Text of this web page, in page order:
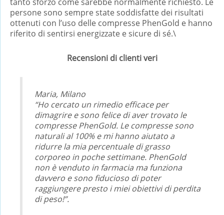
persone sono sempre state soddisfatte dei risultati
ottenuti con l’uso delle compresse PhenGold e hanno
riferito di sentirsi energizzate e sicure di sé.\
Recensioni di clienti veri
Maria, Milano
“Ho cercato un rimedio efficace per
dimagrire e sono felice di aver trovato le
compresse PhenGold. Le compresse sono
naturali al 100% e mi hanno aiutato a
ridurre la mia percentuale di grasso
corporeo in poche settimane. PhenGold
non è venduto in farmacia ma funziona
davvero e sono fiducioso di poter
raggiungere presto i miei obiettivi di perdita
di peso!”.